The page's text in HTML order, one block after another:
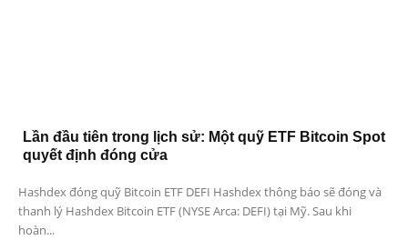
Lần đầu tiên trong lịch sử: Một quỹ ETF Bitcoin Spot
quyết định đóng cửa
Hashdex đóng quỹ Bitcoin ETF DEFI Hashdex thông báo sẽ đóng và
thanh lý Hashdex Bitcoin ETF (NYSE Arca: DEFI) tại Mỹ. Sau khi
hoàn...